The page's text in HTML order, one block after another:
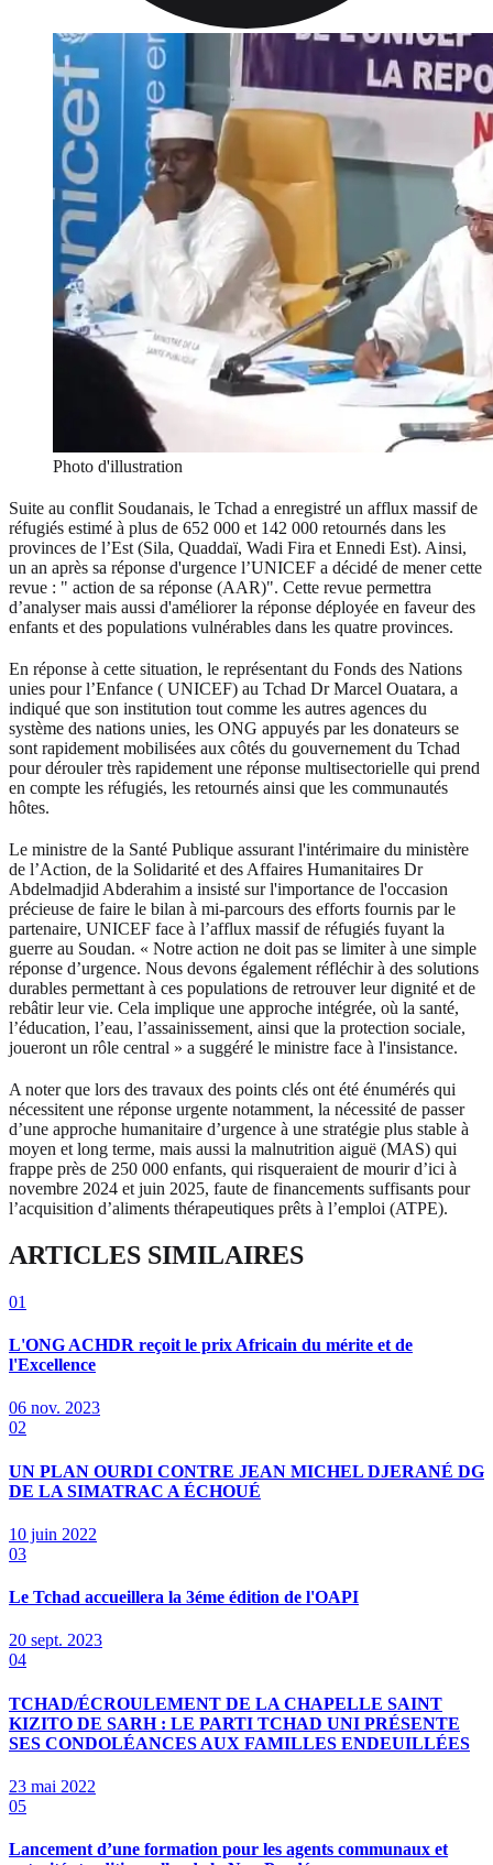
Photo d'illustration
Suite au conflit Soudanais, le Tchad a enregistré un afflux massif de
réfugiés estimé à plus de 652 000 et 142 000 retournés dans les
provinces de l’Est (Sila, Quaddaï, Wadi Fira et Ennedi Est). Ainsi,
un an après sa réponse d'urgence l’UNICEF a décidé de mener cette
revue : " action de sa réponse (AAR)". Cette revue permettra
d’analyser mais aussi d'améliorer la réponse déployée en faveur des
enfants et des populations vulnérables dans les quatre provinces.
En réponse à cette situation, le représentant du Fonds des Nations
unies pour l’Enfance ( UNICEF) au Tchad Dr Marcel Ouatara, a
indiqué que son institution tout comme les autres agences du
système des nations unies, les ONG appuyés par les donateurs se
sont rapidement mobilisées aux côtés du gouvernement du Tchad
pour dérouler très rapidement une réponse multisectorielle qui prend
en compte les réfugiés, les retournés ainsi que les communautés
hôtes.
Le ministre de la Santé Publique assurant l'intérimaire du ministère
de l’Action, de la Solidarité et des Affaires Humanitaires Dr
Abdelmadjid Abderahim a insisté sur l'importance de l'occasion
précieuse de faire le bilan à mi-parcours des efforts fournis par le
partenaire, UNICEF face à l’afflux massif de réfugiés fuyant la
guerre au Soudan. « Notre action ne doit pas se limiter à une simple
réponse d’urgence. Nous devons également réfléchir à des solutions
durables permettant à ces populations de retrouver leur dignité et de
rebâtir leur vie. Cela implique une approche intégrée, où la santé,
l’éducation, l’eau, l’assainissement, ainsi que la protection sociale,
joueront un rôle central » a suggéré le ministre face à l'insistance.
A noter que lors des travaux des points clés ont été énumérés qui
nécessitent une réponse urgente notamment, la nécessité de passer
d’une approche humanitaire d’urgence à une stratégie plus stable à
moyen et long terme, mais aussi la malnutrition aiguë (MAS) qui
frappe près de 250 000 enfants, qui risqueraient de mourir d’ici à
novembre 2024 et juin 2025, faute de financements suffisants pour
l’acquisition d’aliments thérapeutiques prêts à l’emploi (ATPE).
ARTICLES SIMILAIRES
01
L'ONG ACHDR reçoit le prix Africain du mérite et de
l'Excellence
06 nov. 2023
02
UN PLAN OURDI CONTRE JEAN MICHEL DJERANÉ DG
DE LA SIMATRAC A ÉCHOUÉ
10 juin 2022
03
Le Tchad accueillera la 3éme édition de l'OAPI
20 sept. 2023
04
TCHAD/ÉCROULEMENT DE LA CHAPELLE SAINT
KIZITO DE SARH : LE PARTI TCHAD UNI PRÉSENTE
SES CONDOLÉANCES AUX FAMILLES ENDEUILLÉES
23 mai 2022
05
Lancement d’une formation pour les agents communaux et